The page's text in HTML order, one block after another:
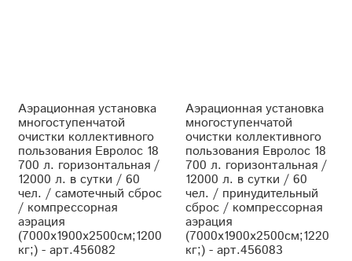
Аэрационная установка
многоступенчатой
очистки коллективного
пользования Евролос 18
700 л. горизонтальная /
12000 л. в сутки / 60
чел. / самотечный сброс
/ компрессорная
аэрация
(7000x1900x2500см;1200
кг;) - арт.456082
Аэрационная установка
многоступенчатой
очистки коллективного
пользования Евролос 18
700 л. горизонтальная /
12000 л. в сутки / 60
чел. / принудительный
сброс / компрессорная
аэрация
(7000x1900x2500см;1220
кг;) - арт.456083